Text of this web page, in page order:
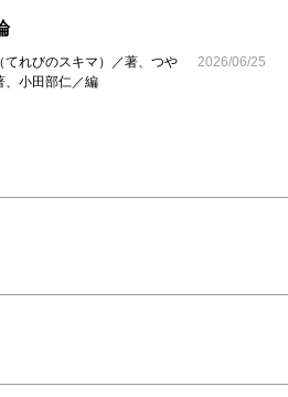
てれびのスキマ）／著、つや
、小田部仁／編
2026/06/25